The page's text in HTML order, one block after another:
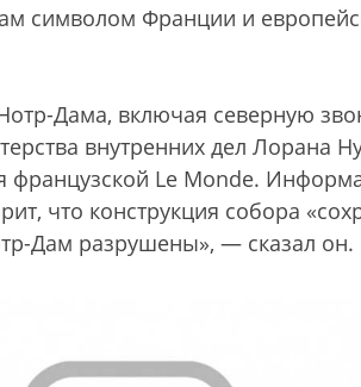
символом Франции и
Дама, включая северную
внутренних дел Лорана
Le Monde.
что конструкция собора
Дам разрушены», — сказал он.